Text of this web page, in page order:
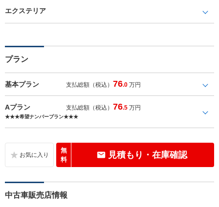
エクステリア
プラン
基本プラン 支払総額（税込） 76.0 万円
Aプラン 支払総額（税込） 76.5 万円
★★★希望ナンバープラン★★★
無
料
見積もり・在庫確認
中古車販売店情報